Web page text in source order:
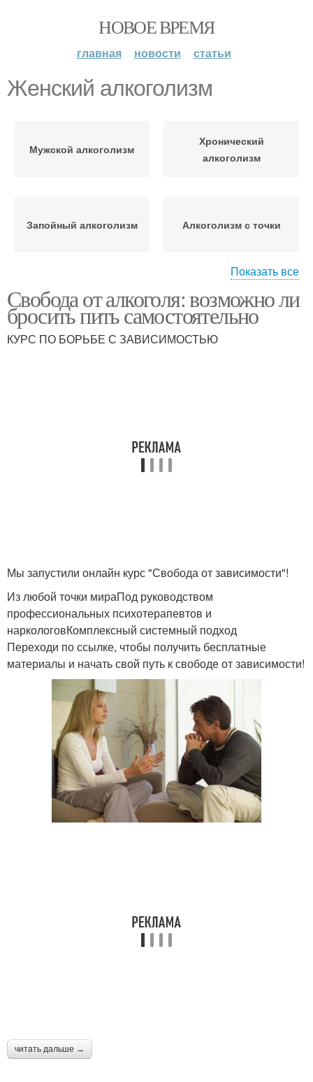
НОВОЕ ВРЕМЯ
главная новости статьи
Женский алкоголизм
Мужской алкоголизм
Хронический
алкоголизм
Запойный алкоголизм Алкоголизм с точки
Алкоголизм на лице
алкоголизме
Показать все
Свобода от алкоголя: возможно ли
бросить пить самостоятельно
КУРС ПО БОРЬБЕ С ЗАВИСИМОСТЬЮ
Мы запустили онлайн курс "Свобода от зависимости"!
Из любой точки мираПод руководством
профессиональных психотерапевтов и
наркологовКомплексный системный подход
Переходи по ссылке, чтобы получить бесплатные
материалы и начать свой путь к свободе от зависимости!
читать дальше →